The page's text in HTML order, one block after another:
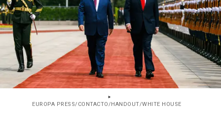
EUROPA PRESS/CONTACTO/HANDOUT/WHITE HOUSE